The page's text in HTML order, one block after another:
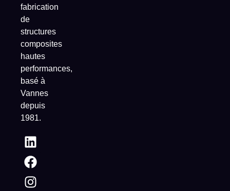
fabrication
de
structures
composites
hautes
performances,
basé à
Vannes
depuis
1981.